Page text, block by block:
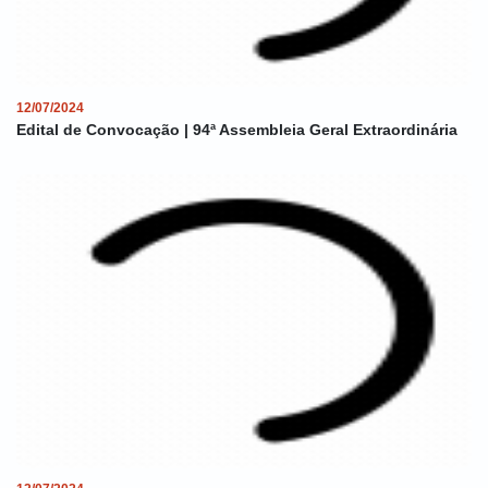
12/07/2024
Edital de Convocação | 94ª Assembleia Geral Extraordinária